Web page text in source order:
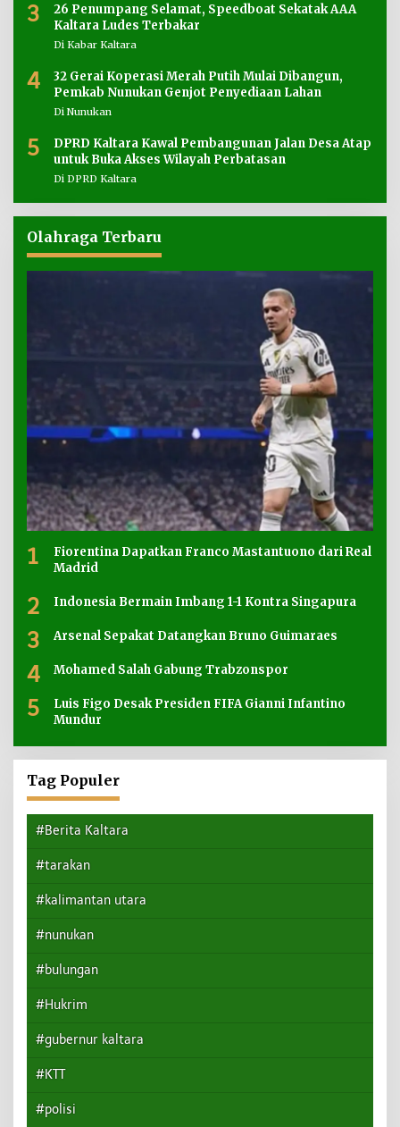
3
26 Penumpang Selamat, Speedboat Sekatak AAA
Kaltara Ludes Terbakar
Di Kabar Kaltara
4
32 Gerai Koperasi Merah Putih Mulai Dibangun,
Pemkab Nunukan Genjot Penyediaan Lahan
Di Nunukan
5
DPRD Kaltara Kawal Pembangunan Jalan Desa Atap
untuk Buka Akses Wilayah Perbatasan
Di DPRD Kaltara
Olahraga Terbaru
1
Fiorentina Dapatkan Franco Mastantuono dari Real
Madrid
2 Indonesia Bermain Imbang 1-1 Kontra Singapura
3 Arsenal Sepakat Datangkan Bruno Guimaraes
4 Mohamed Salah Gabung Trabzonspor
5
Luis Figo Desak Presiden FIFA Gianni Infantino
Mundur
Tag Populer
#Berita Kaltara
#tarakan
#kalimantan utara
#nunukan
#bulungan
#Hukrim
#gubernur kaltara
#KTT
#polisi